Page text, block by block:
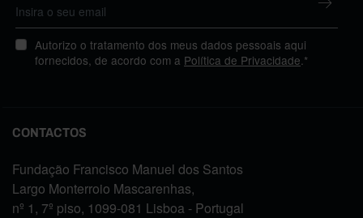
Autorizo o tratamento dos meus dados pessoais aqui
fornecidos, de acordo com a Política de Privacidade .*
CONTACTOS
Fundação Francisco Manuel dos Santos
Largo Monterroio Mascarenhas,
nº 1, 7º piso, 1099-081 Lisboa - Portugal